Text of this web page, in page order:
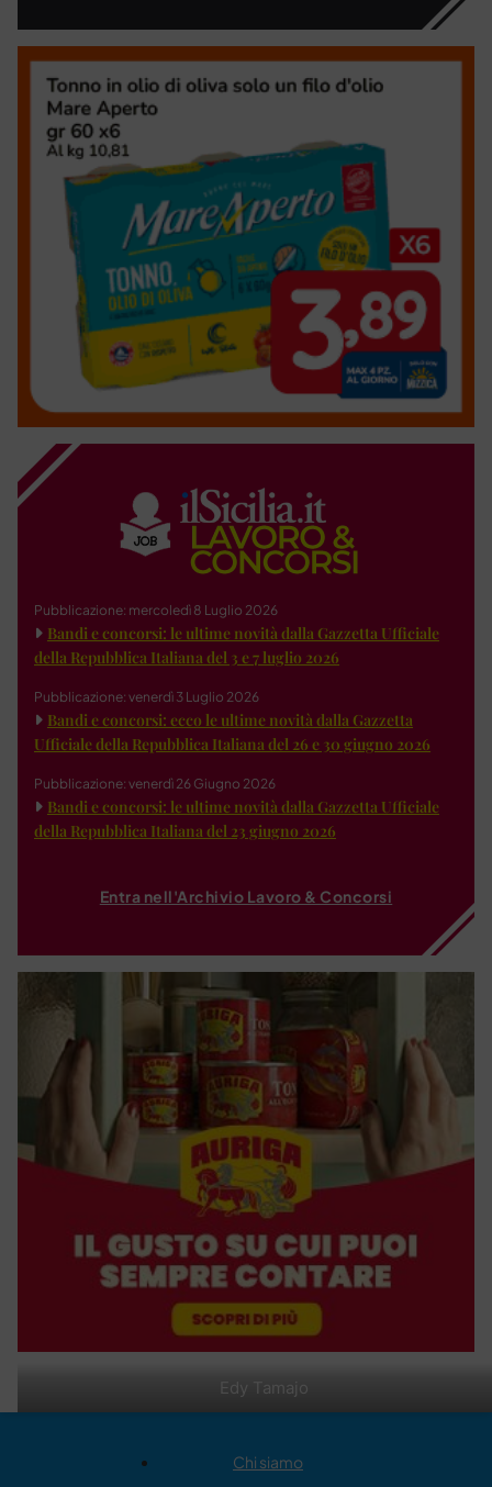
Edy Tamajo
Pubblicazione: mercoledì 8 Luglio 2026
Bandi e concorsi: le ultime novità dalla Gazzetta Ufficiale
della Repubblica Italiana del 3 e 7 luglio 2026
Pubblicazione: venerdì 3 Luglio 2026
Bandi e concorsi: ecco le ultime novità dalla Gazzetta
Ufficiale della Repubblica Italiana del 26 e 30 giugno 2026
Pubblicazione: venerdì 26 Giugno 2026
Bandi e concorsi: le ultime novità dalla Gazzetta Ufficiale
della Repubblica Italiana del 23 giugno 2026
Entra nell'Archivio Lavoro & Concorsi
Chi siamo